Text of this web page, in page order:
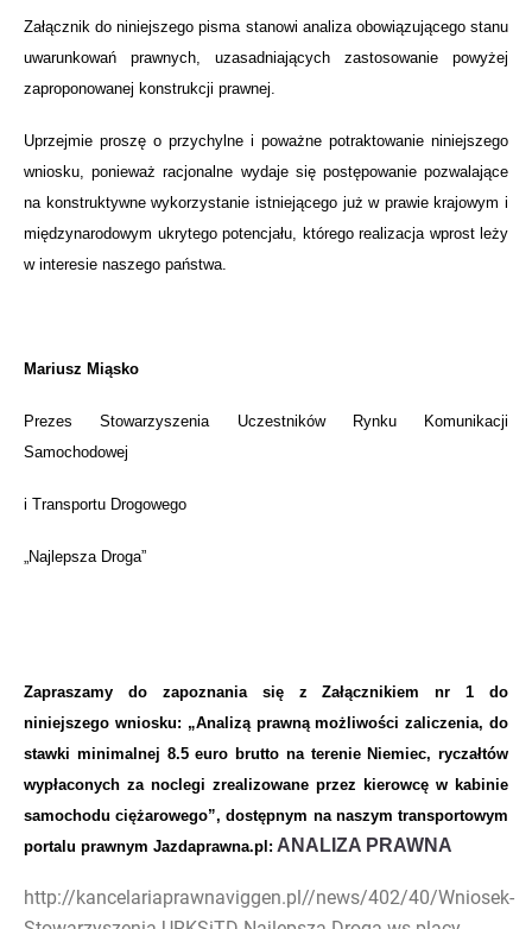
Załącznik do niniejszego pisma stanowi analiza obowiązującego stanu
uwarunkowań prawnych, uzasadniających zastosowanie powyżej
zaproponowanej konstrukcji prawnej.
Uprzejmie proszę o przychylne i poważne potraktowanie niniejszego
wniosku, ponieważ racjonalne wydaje się postępowanie pozwalające
na konstruktywne wykorzystanie istniejącego już w prawie krajowym i
międzynarodowym ukrytego potencjału, którego realizacja wprost leży
w interesie naszego państwa.
Mariusz Miąsko
Prezes Stowarzyszenia Uczestników Rynku Komunikacji
Samochodowej
i Transportu Drogowego
„Najlepsza Droga”
Zapraszamy do zapoznania się z Załącznikiem nr 1 do
niniejszego wniosku: „Analizą prawną możliwości zaliczenia, do
stawki minimalnej 8.5 euro brutto na terenie Niemiec, ryczałtów
wypłaconych za noclegi zrealizowane przez kierowcę w kabinie
samochodu ciężarowego”, dostępnym na naszym transportowym
portalu prawnym Jazdaprawna.pl: ANALIZA PRAWNA
http://kancelariaprawnaviggen.pl//news/402/40/Wniosek-